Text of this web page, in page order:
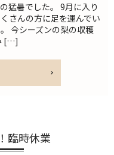
猛暑でした。 9月に入り
さんの方に足を運んでい
今シーズンの梨の収穫
[…]
臨時休業